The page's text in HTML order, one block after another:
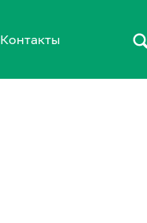
Контакты